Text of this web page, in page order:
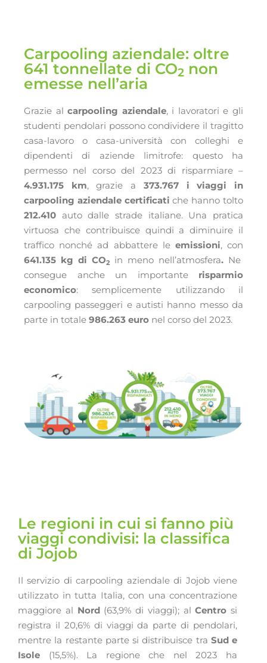
Carpooling aziendale: oltre
641 tonnellate di CO2 non
emesse nell’aria
Grazie alcarpooling aziendale, i lavoratori e gli
studenti pendolari possono condividere il tragitto
casa-lavoro o casa-università con colleghi e
dipendenti di aziende limitrofe: questo ha
permesso nel corso del 2023 di risparmiare –
4.931.175 km, grazie a
373.767 i viaggi in
carpooling aziendale certificati che hanno tolto
212.410 auto dalle strade italiane. Una pratica
virtuosa che contribuisce quindi a diminuire il
traffico nonché ad abbattere le emissioni, con
641.135 kg di CO2 in meno nell’atmosfera. Ne
consegue anche un importante risparmio
economico: semplicemente utilizzando il
carpooling passeggeri e autisti hanno messo da
parte in totale 986.263 euro nel corso del 2023.
Le regioni in cui si fanno più
viaggi condivisi: la classifica
di Jojob
Il servizio di carpooling aziendale di Jojob viene
utilizzato in tutta Italia, con una concentrazione
maggiore al Nord(63,9% di viaggi); alCentro si
registra il 20,6% di viaggi da parte di pendolari,
mentre la restante parte si distribuisce tra Sud e
Isole
(15,5%).
La regione che nel 2023 ha